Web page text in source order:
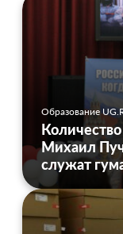
Образование
Михаил
служат